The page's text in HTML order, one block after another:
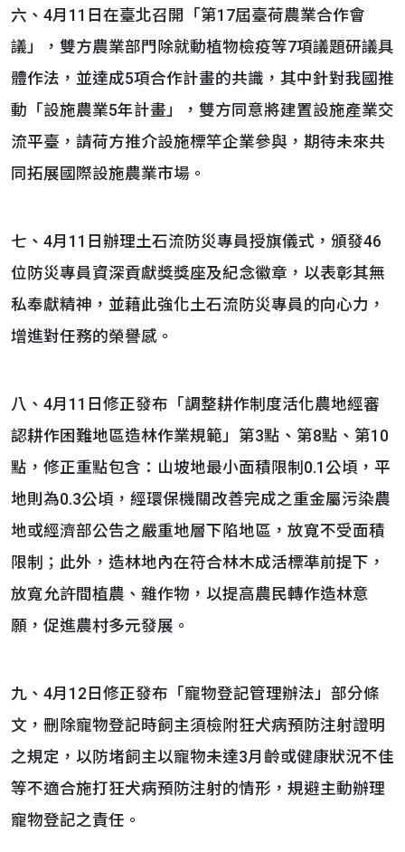
六、4月11日在臺北召開「第17屆臺荷農業合作會
議」，雙方農業部門除就動植物檢疫等7項議題研議具
體作法，並達成5項合作計畫的共識，其中針對我國推
動「設施農業5年計畫」，雙方同意將建置設施產業交
流平臺，請荷方推介設施標竿企業參與，期待未來共
同拓展國際設施農業市場。
七、4月11日辦理土石流防災專員授旗儀式，頒發46
位防災專員資深貢獻獎獎座及紀念徽章，以表彰其無
私奉獻精神，並藉此強化土石流防災專員的向心力，
增進對任務的榮譽感。
八、4月11日修正發布「調整耕作制度活化農地經審
認耕作困難地區造林作業規範」第3點、第8點、第10
點，修正重點包含：山坡地最小面積限制0.1公頃，平
地則為0.3公頃，經環保機關改善完成之重金屬污染農
地或經濟部公告之嚴重地層下陷地區，放寬不受面積
限制；此外，造林地內在符合林木成活標準前提下，
放寬允許間植農、雜作物，以提高農民轉作造林意
願，促進農村多元發展。
九、4月12日修正發布「寵物登記管理辦法」部分條
文，刪除寵物登記時飼主須檢附狂犬病預防注射證明
之規定，以防堵飼主以寵物未達3月齡或健康狀況不佳
等不適合施打狂犬病預防注射的情形，規避主動辦理
寵物登記之責任。